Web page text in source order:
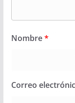
Nombre*
Correo